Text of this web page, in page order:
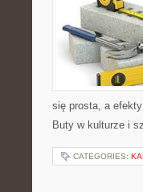
się prosta, a
Buty w kulturze i
CATEGORIES: